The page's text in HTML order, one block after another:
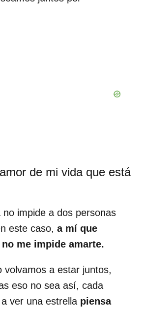
de mi vida que está
no impide a dos personas
este caso, a mí que
me impide amarte.
volvamos a estar juntos,
eso no sea así, cada
ver una estrella piensa